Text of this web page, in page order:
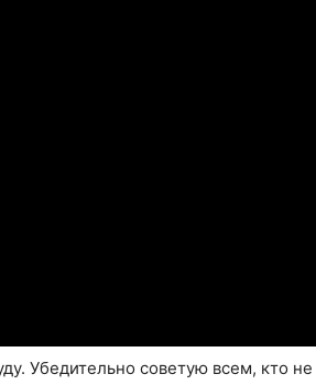
Убедительно советую всем, кто